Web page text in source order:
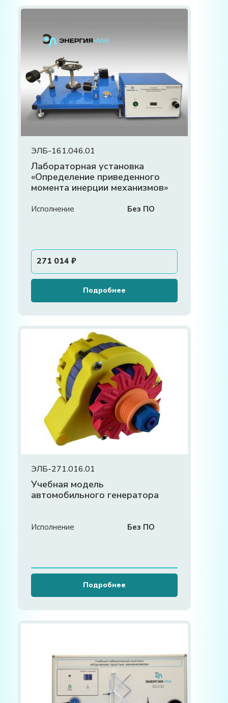
ЭЛБ-161.046.01
Лабораторная установка
«Определение приведенного
момента инерции механизмов»
Исполнение Без ПО
271 014 ₽
Подробнее
ЭЛБ-271.016.01
Учебная модель
автомобильного генератора
Исполнение Без ПО
Подробнее